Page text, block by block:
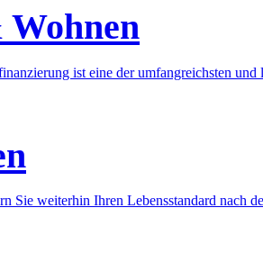
ist eine der umfangreichsten
Sie weiterhin Ihren Lebensstandard nach